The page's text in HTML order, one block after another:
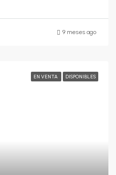
9 meses ago
EN VENTA DISPONIBLES